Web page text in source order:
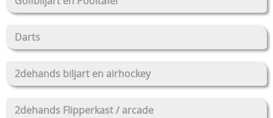
Darts
2dehands biljart en airhockey
2dehands Flipperkast / arcade